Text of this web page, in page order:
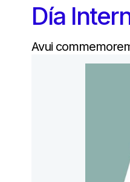
Día
Avui